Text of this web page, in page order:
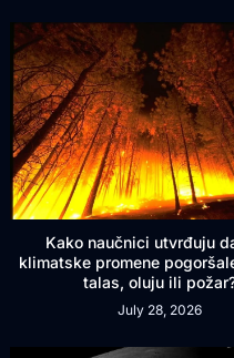
Kako naučnici utvrđuju
klimatske promene
talas, oluju ili
July 28, 2026